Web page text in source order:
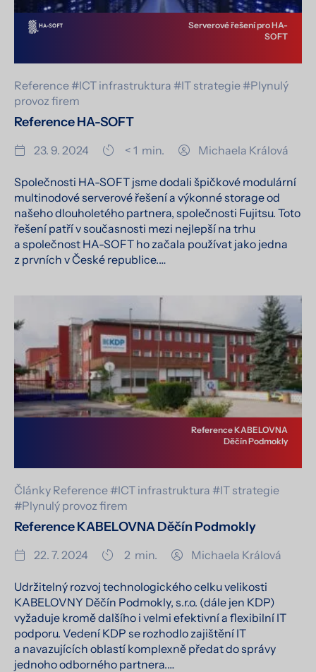
Reference #ICT infrastruktura #IT strategie #Plynulý
provoz firem
Reference HA-SOFT
23. 9. 2024 < 1 min. Michaela Králová
Společnosti HA-SOFT jsme dodali špičkové modulární
multinodové serverové řešení a výkonné storage od
našeho dlouholetého partnera, společnosti Fujitsu. Toto
řešení patří v současnosti mezi nejlepší na trhu
a společnost HA-SOFT ho začala používat jako jedna
z prvních v České republice.…
Serverové řešení pro HA-
SOFT
Články Reference #ICT infrastruktura #IT strategie
#Plynulý provoz firem
Reference KABELOVNA Děčín Podmokly
22. 7. 2024 2 min. Michaela Králová
Udržitelný rozvoj technologického celku velikosti
KABELOVNY Děčín Podmokly, s.r.o. (dále jen KDP)
vyžaduje kromě dalšího i velmi efektivní a flexibilní IT
podporu. Vedení KDP se rozhodlo zajištění IT
a navazujících oblastí komplexně předat do správy
jednoho odborného partnera.…
Reference KABELOVNA
Děčín Podmokly